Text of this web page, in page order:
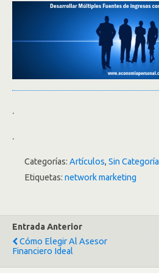
.
.
Categorías: Artículos, Sin Categoría
Etiquetas: network marketing
Entrada Anterior
Cómo Elegir Al Asesor
Financiero Ideal